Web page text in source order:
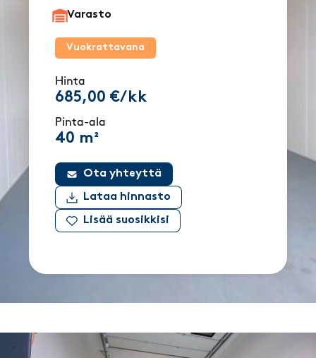
Varasto
Vuokrattavana
Hinta
685,00 €/kk
Pinta-ala
40 m²
Ota yhteyttä
Lataa hinnasto
Lisää suosikkisi